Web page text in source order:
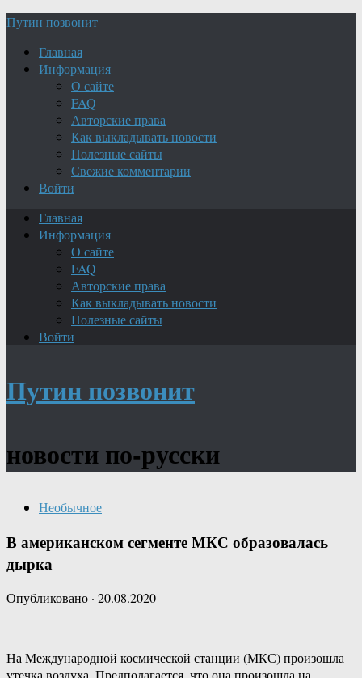
Путин позвонит
Главная
Информация
О сайте
FAQ
Авторские права
Как выкладывать новости
Полезные сайты
Свежие комментарии
Войти
Главная
Информация
О сайте
FAQ
Авторские права
Как выкладывать новости
Полезные сайты
Войти
Путин позвонит
новости по-русски
Необычное
В американском сегменте МКС образовалась
дырка
Опубликовано · 20.08.2020
На Международной космической станции (МКС) произошла